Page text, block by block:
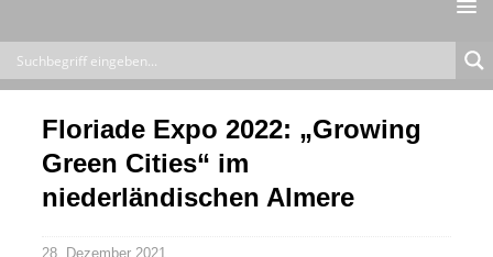
Floriade Expo 2022: „Growing
Green Cities“ im
niederländischen Almere
28. Dezember 2021